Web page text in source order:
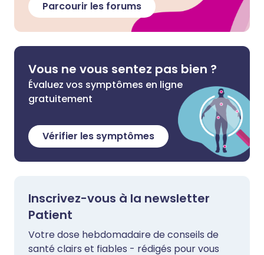
Parcourir les forums
Vous ne vous sentez pas bien ?
Évaluez vos symptômes en ligne
gratuitement
Vérifier les symptômes
Inscrivez-vous à la newsletter
Patient
Votre dose hebdomadaire de conseils de
santé clairs et fiables - rédigés pour vous